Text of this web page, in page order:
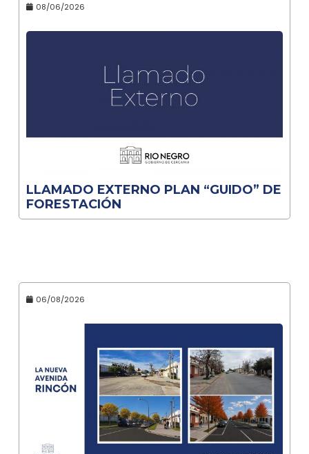
08/06/2026
LLAMADO EXTERNO PLAN “GUIDO” DE
FORESTACIÓN
06/08/2026